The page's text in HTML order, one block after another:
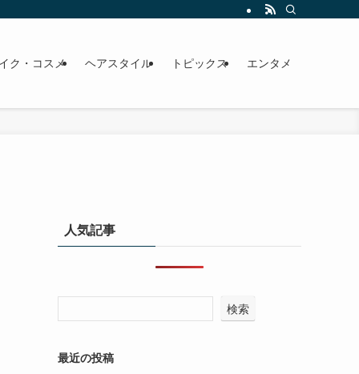
ク・コスメ ヘアスタイル トピックス エンタメ
人気記事
検索
最近の投稿